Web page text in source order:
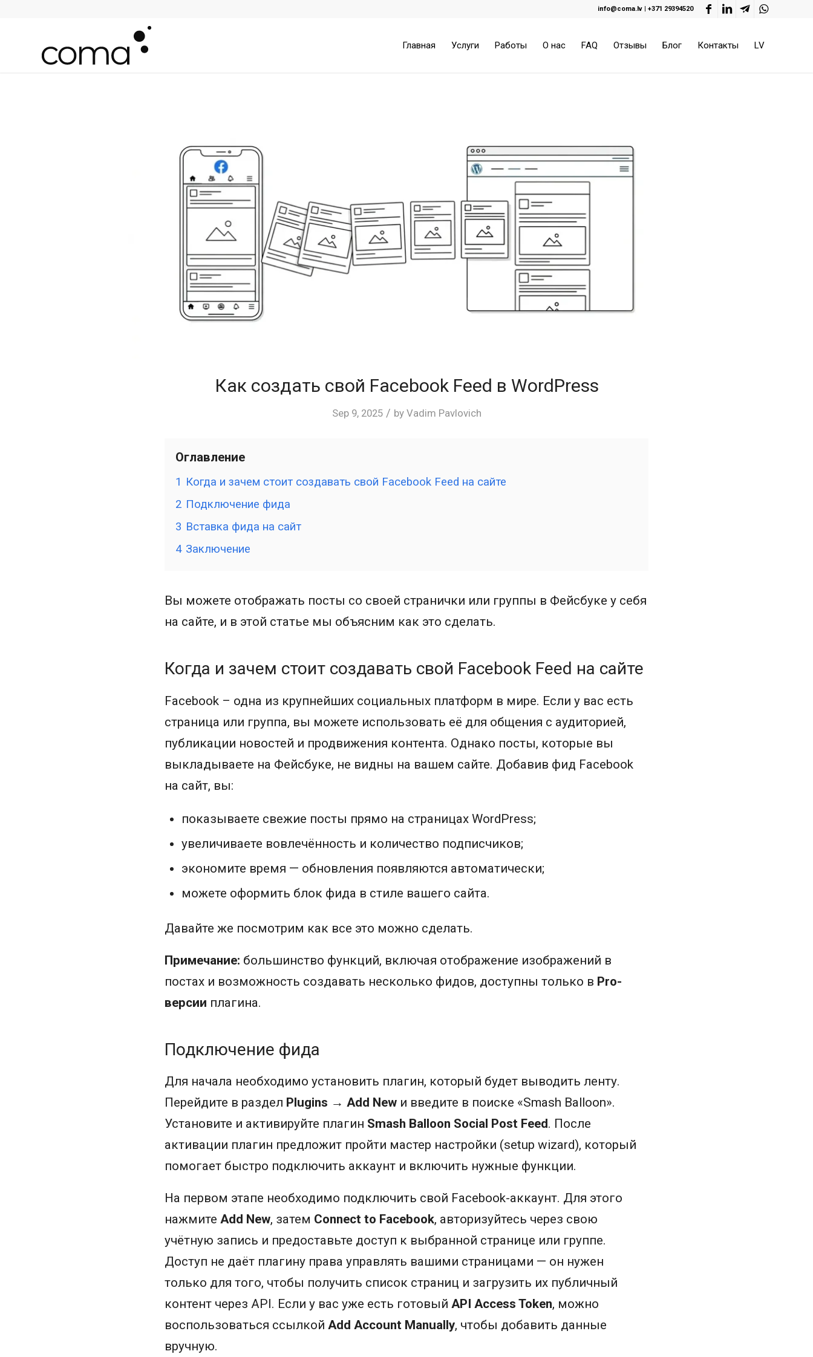
info@coma.lv | +371 29394520
Главная Услуги Работы О нас FAQ Отзывы Блог Контакты LV
Как создать свой Facebook Feed в WordPress
Sep 9, 2025 / by Vadim Pavlovich
Оглавление
1 Когда и зачем стоит создавать свой Facebook Feed на сайте
2 Подключение фида
3 Вставка фида на сайт
4 Заключение
Вы можете отображать посты со своей странички или группы в Фейсбуке у себя
на сайте, и в этой статье мы объясним как это сделать.
Когда и зачем стоит создавать свой Facebook Feed на сайте
Facebook – одна из крупнейших социальных платформ в мире. Если у вас есть
страница или группа, вы можете использовать её для общения с аудиторией,
публикации новостей и продвижения контента. Однако посты, которые вы
выкладываете на Фейсбуке, не видны на вашем сайте. Добавив фид Facebook
на сайт, вы:
показываете свежие посты прямо на страницах WordPress;
увеличиваете вовлечённость и количество подписчиков;
экономите время — обновления появляются автоматически;
можете оформить блок фида в стиле вашего сайта.
Давайте же посмотрим как все это можно сделать.
Примечание: большинство функций, включая отображение изображений в
постах и возможность создавать несколько фидов, доступны только в Pro-
версии плагина.
Подключение фида
Для начала необходимо установить плагин, который будет выводить ленту.
Перейдите в раздел Plugins → Add New и введите в поиске «Smash Balloon».
Установите и активируйте плагин Smash Balloon Social Post Feed. После
активации плагин предложит пройти мастер настройки (setup wizard), который
помогает быстро подключить аккаунт и включить нужные функции.
На первом этапе необходимо подключить свой Facebook-аккаунт. Для этого
нажмите Add New, затем Connect to Facebook, авторизуйтесь через свою
учётную запись и предоставьте доступ к выбранной странице или группе.
Доступ не даёт плагину права управлять вашими страницами — он нужен
только для того, чтобы получить список страниц и загрузить их публичный
контент через API. Если у вас уже есть готовый API Access Token, можно
воспользоваться ссылкой Add Account Manually, чтобы добавить данные
вручную.